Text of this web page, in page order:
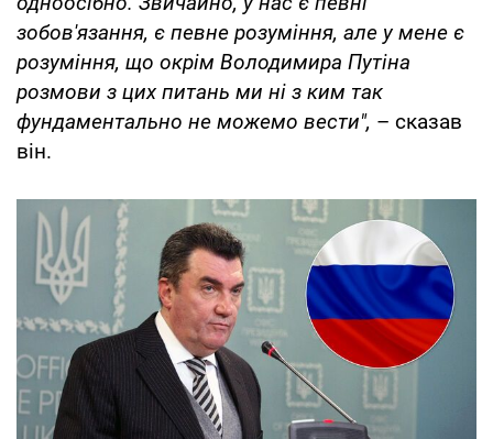
зобов'язання, є певне розуміння, але у мене є
розуміння, що окрім Володимира Путіна
розмови з цих питань ми ні з ким так
фундаментально не можемо вести", – сказав
він.